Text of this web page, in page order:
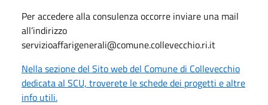
Per accedere alla consulenza occorre inviare una mail
all’indirizzo
servizioaffarigenerali@comune.collevecchio.ri.it
Nella sezione del Sito web del Comune di Collevecchio
dedicata al SCU, troverete le schede dei progetti e altre
info utili.